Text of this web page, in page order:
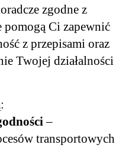
zgodne z
Ci zapewnić
z przepisami oraz
Twojej działalności
–
transportowych